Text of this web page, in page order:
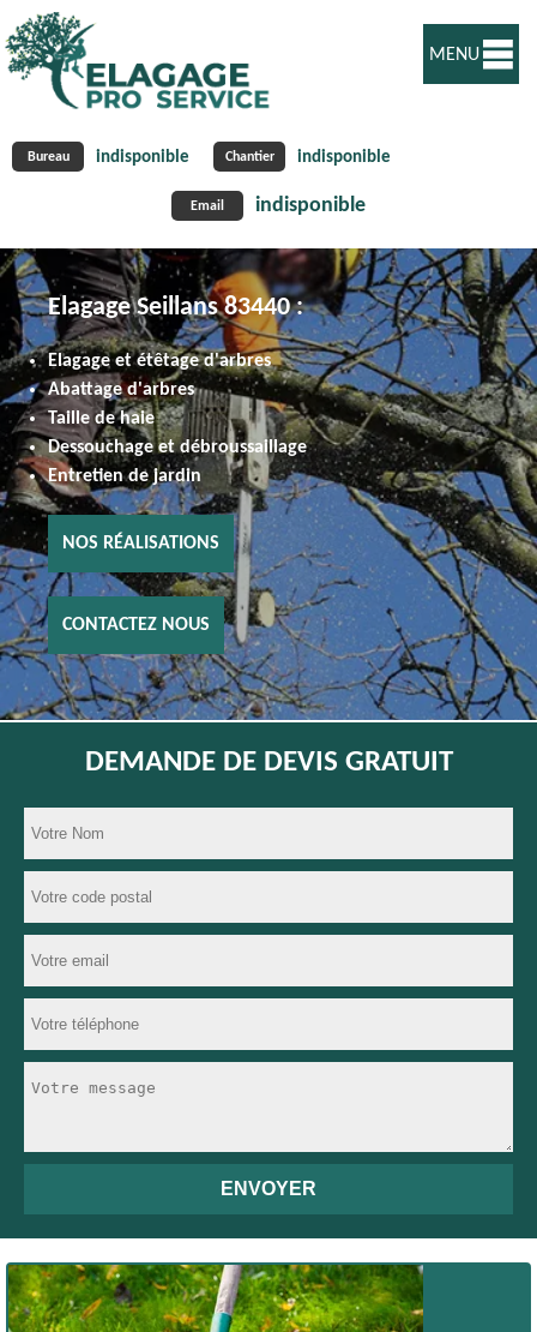
Bureau indisponible Chantier indisponible
Email indisponible
MENU
Elagage Seillans 83440 :
Elagage et étêtage d'arbres
Abattage d'arbres
Taille de haie
Dessouchage et débroussaillage
Entretien de jardin
NOS RÉALISATIONS
CONTACTEZ NOUS
DEMANDE DE DEVIS GRATUIT